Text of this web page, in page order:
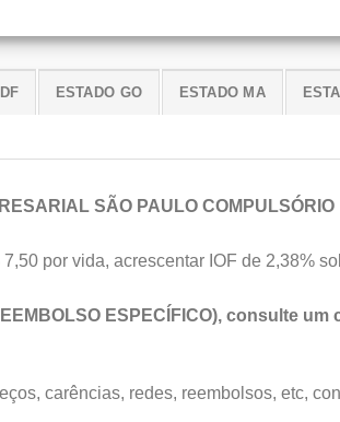
ESTADO GO ESTADO MA
SÃO PAULO COMPULSÓRIO
por vida, acrescentar IOF de 2,38%
ESPECÍFICO), consulte
carências, redes, reembolsos, etc,